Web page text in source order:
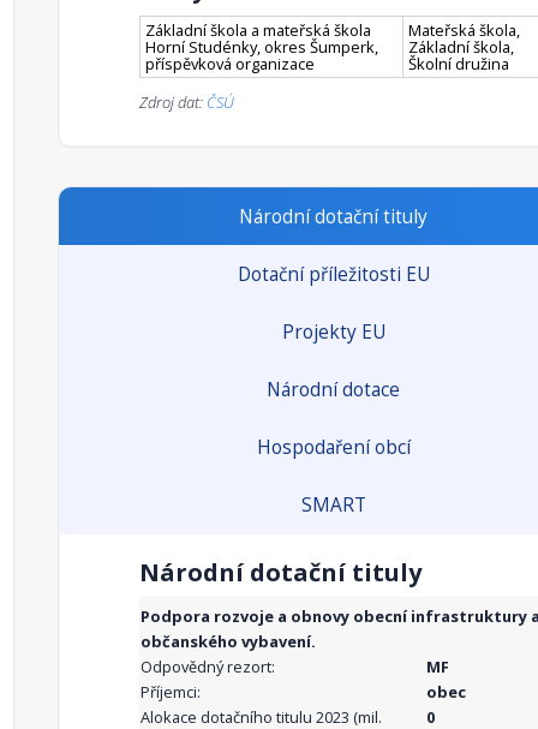
Základní škola a mateřská škola
Horní Studénky, okres Šumperk,
příspěvková organizace
Mateřská škola,
Základní škola,
Školní družina
Zdroj dat: ČSÚ
Národní dotační tituly
Dotační příležitosti EU
Projekty EU
Národní dotace
Hospodaření obcí
SMART
Národní dotační tituly
Podpora rozvoje a obnovy obecní infrastruktury
občanského vybavení.
Odpovědný rezort:
MF
Příjemci:
obec
Alokace dotačního titulu 2023 (mil.
0